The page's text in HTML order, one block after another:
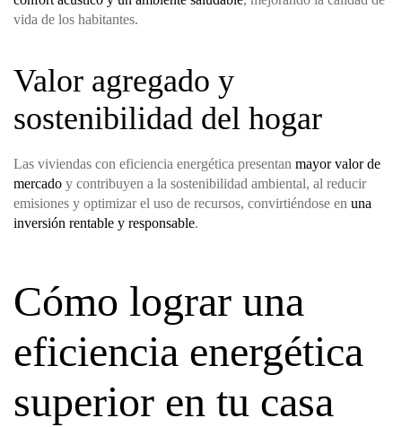
vida de los habitantes.
Valor agregado y
sostenibilidad del hogar
Las viviendas con eficiencia energética presentan mayor valor de
mercado y contribuyen a la sostenibilidad ambiental, al reducir
emisiones y optimizar el uso de recursos, convirtiéndose en una
inversión rentable y responsable.
Cómo lograr una
eficiencia energética
superior en tu casa